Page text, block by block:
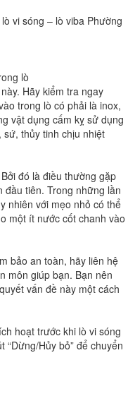
vi sóng – lò viba Phường
lò
Hãy kiểm tra ngay
trong lò có phải là inox,
vật dụng cấm kỵ sử dụng
thủy tinh chịu nhiệt
đó là điều thường gặp
đầu tiên. Trong những lần
nhiên với mẹo nhỏ có thể
một ít nước cốt chanh vào
bảo an toàn, hãy liên hệ
môn giúp bạn. Bạn nên
vấn đề này một cách
hoạt trước khi lò vi sóng
Hủy bỏ” để chuyển